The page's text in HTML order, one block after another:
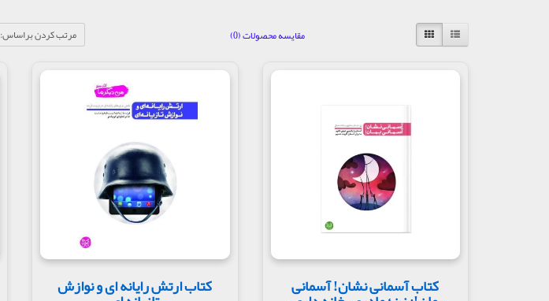
مقایسه محصولات (0) مرتب کردن براساس:
کتاب آسمانی نشان! آسمانی کتاب ارتش رایانه ای و نوازش